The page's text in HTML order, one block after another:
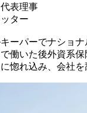
表理事
ター
ーパーでナショ
働いた後外資系保
惚れ込み、会社